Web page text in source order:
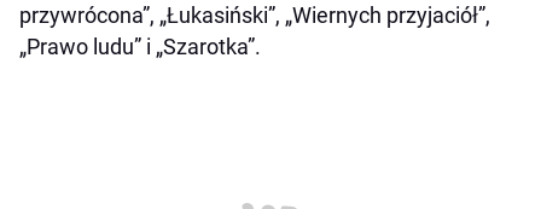
przywrócona”, „Łukasiński”, „Wiernych przyjaciół”,
„Prawo ludu” i „Szarotka”.